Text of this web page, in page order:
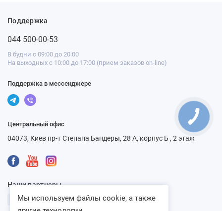
Поддержка
044 500-00-53
В будни с 09:00 до 20:00
На выходных с 10:00 до 17:00 (прием заказов on-line)
Поддержка в мессенджере
Центральный офис
04073, Киев пр-т Степана Бандеры, 28 А, корпус Б , 2 этаж
Наши партнеры
Мы используем файлы cookie, а также